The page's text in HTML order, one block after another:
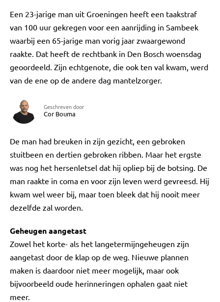
Een 23-jarige man uit Groeningen heeft een taakstraf
van 100 uur gekregen voor een aanrijding in Sambeek
waarbij een 65-jarige man vorig jaar zwaargewond
raakte. Dat heeft de rechtbank in Den Bosch woensdag
geoordeeld. Zijn echtgenote, die ook ten val kwam, werd
van de ene op de andere dag mantelzorger.
Geschreven door
Cor Bouma
De man had breuken in zijn gezicht, een gebroken
stuitbeen en dertien gebroken ribben. Maar het ergste
was nog het hersenletsel dat hij opliep bij de botsing. De
man raakte in coma en voor zijn leven werd gevreesd. Hij
kwam wel weer bij, maar toen bleek dat hij nooit meer
dezelfde zal worden.
Geheugen aangetast
Zowel het korte- als het langetermijngeheugen zijn
aangetast door de klap op de weg. Nieuwe plannen
maken is daardoor niet meer mogelijk, maar ook
bijvoorbeeld oude herinneringen ophalen gaat niet
meer.